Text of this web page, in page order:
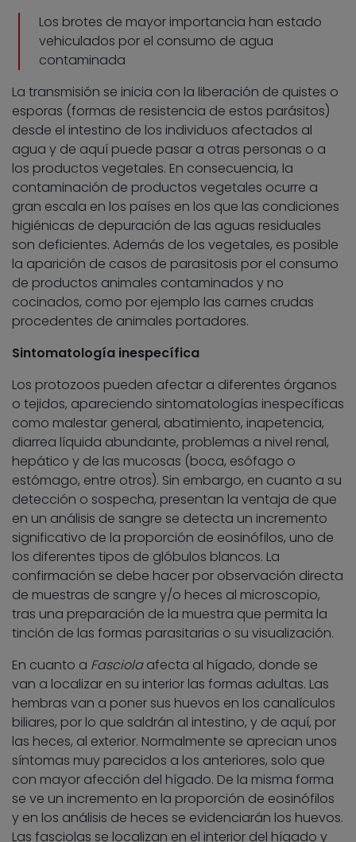
Los brotes de mayor importancia han estado
vehiculados por el consumo de agua
contaminada
La transmisión se inicia con la liberación de quistes o
esporas (formas de resistencia de estos parásitos)
desde el intestino de los individuos afectados al
agua y de aquí puede pasar a otras personas o a
los productos vegetales. En consecuencia, la
contaminación de productos vegetales ocurre a
gran escala en los países en los que las condiciones
higiénicas de depuración de las aguas residuales
son deficientes. Además de los vegetales, es posible
la aparición de casos de parasitosis por el consumo
de productos animales contaminados y no
cocinados, como por ejemplo las carnes crudas
procedentes de animales portadores.
Sintomatología inespecífica
Los protozoos pueden afectar a diferentes órganos
o tejidos, apareciendo sintomatologías inespecíficas
como malestar general, abatimiento, inapetencia,
diarrea líquida abundante, problemas a nivel renal,
hepático y de las mucosas (boca, esófago o
estómago, entre otros). Sin embargo, en cuanto a su
detección o sospecha, presentan la ventaja de que
en un análisis de sangre se detecta un incremento
significativo de la proporción de eosinófilos, uno de
los diferentes tipos de glóbulos blancos. La
confirmación se debe hacer por observación directa
de muestras de sangre y/o heces al microscopio,
tras una preparación de la muestra que permita la
tinción de las formas parasitarias o su visualización.
En cuanto a Fasciolaafecta al hígado, donde se
van a localizar en su interior las formas adultas. Las
hembras van a poner sus huevos en los canalículos
biliares, por lo que saldrán al intestino, y de aquí, por
las heces, al exterior. Normalmente se aprecian unos
síntomas muy parecidos a los anteriores, solo que
con mayor afección del hígado. De la misma forma
se ve un incremento en la proporción de eosinófilos
y en los análisis de heces se evidenciarán los huevos.
Las fasciolas se localizan en el interior del hígado y